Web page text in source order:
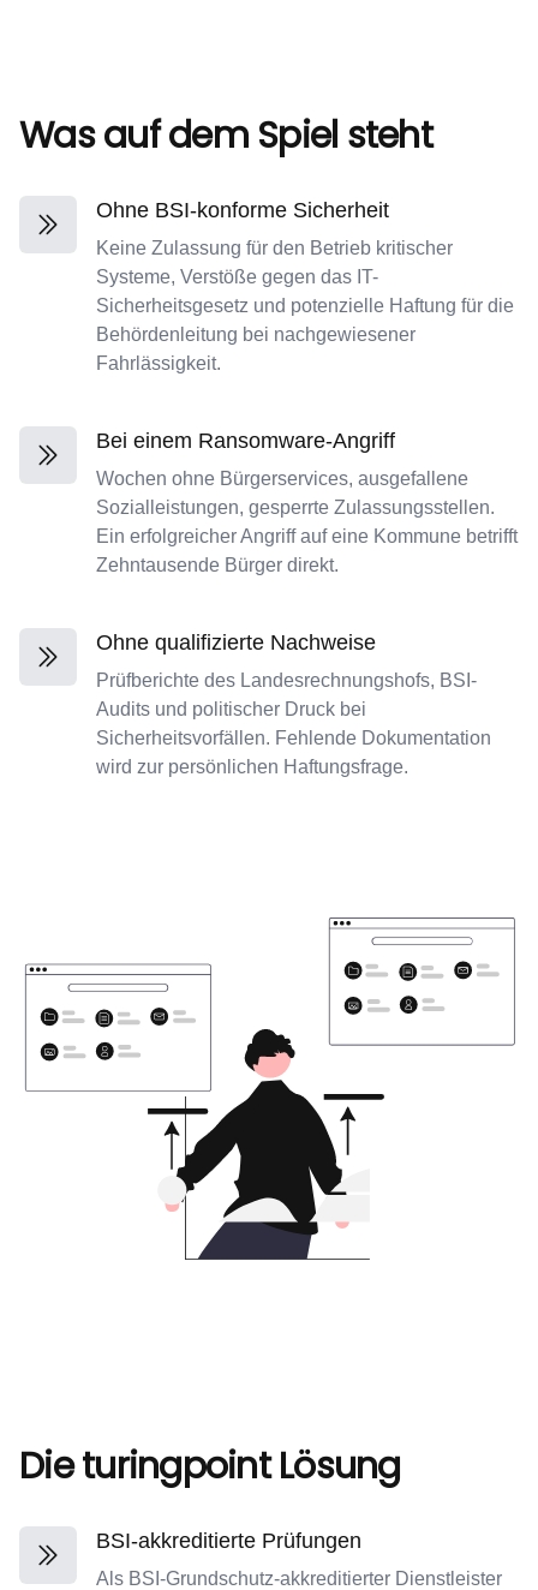
Was auf dem Spiel steht
Ohne BSI-konforme Sicherheit
Keine Zulassung für den Betrieb kritischer
Systeme, Verstöße gegen das IT-
Sicherheitsgesetz und potenzielle Haftung für die
Behördenleitung bei nachgewiesener
Fahrlässigkeit.
Bei einem Ransomware-Angriff
Wochen ohne Bürgerservices, ausgefallene
Sozialleistungen, gesperrte Zulassungsstellen.
Ein erfolgreicher Angriff auf eine Kommune betrifft
Zehntausende Bürger direkt.
Ohne qualifizierte Nachweise
Prüfberichte des Landesrechnungshofs, BSI-
Audits und politischer Druck bei
Sicherheitsvorfällen. Fehlende Dokumentation
wird zur persönlichen Haftungsfrage.
Die turingpoint Lösung
BSI-akkreditierte Prüfungen
Als BSI-Grundschutz-akkreditierter Dienstleister